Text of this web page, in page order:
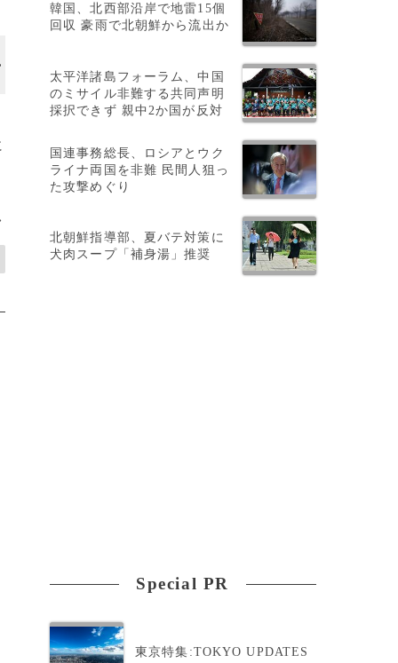
韓国、北西部沿岸で地雷15個
回収 豪雨で北朝鮮から流出か
太平洋諸島フォーラム、中国
のミサイル非難する共同声明
採択できず 親中2か国が反対
国連事務総長、ロシアとウク
ライナ両国を非難 民間人狙っ
た攻撃めぐり
北朝鮮指導部、夏バテ対策に
犬肉スープ「補身湯」推奨
Special PR
東京特集:TOKYO UPDATES